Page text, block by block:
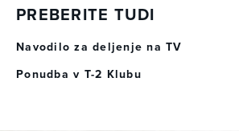
PREBERITE TUDI
Navodilo za deljenje na TV
Ponudba v T-2 Klubu